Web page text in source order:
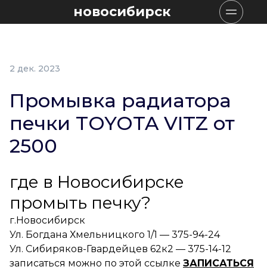
новосибирск
2 дек. 2023
Промывка радиатора
печки TOYOTA VITZ от
2500
где в Новосибирске
промыть печку?
г.Новосибирск
Ул. Богдана Хмельницкого 1/1 — 375-94-24
Ул. Сибиряков-Гвардейцев 62к2 — 375-14-12
записаться можно по этой ссылке ЗАПИСАТЬСЯ